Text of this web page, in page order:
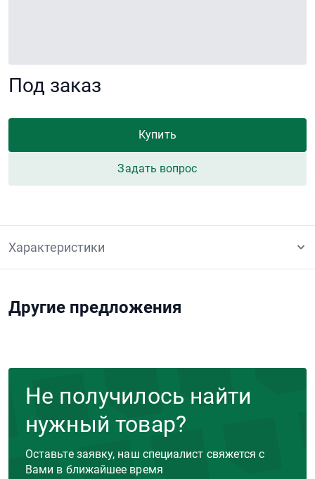
Под заказ
Купить
Задать вопрос
Характеристики
Другие предложения
Не получилось найти
нужный товар?
Оставьте заявку, наш специалист свяжется с
Вами в ближайшее время